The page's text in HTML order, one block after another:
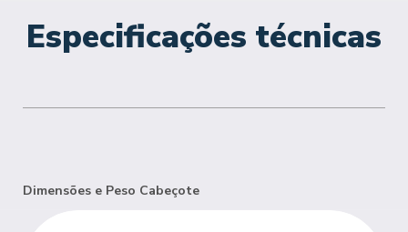
Especificações técnicas
Dimensões e Peso Cabeçote